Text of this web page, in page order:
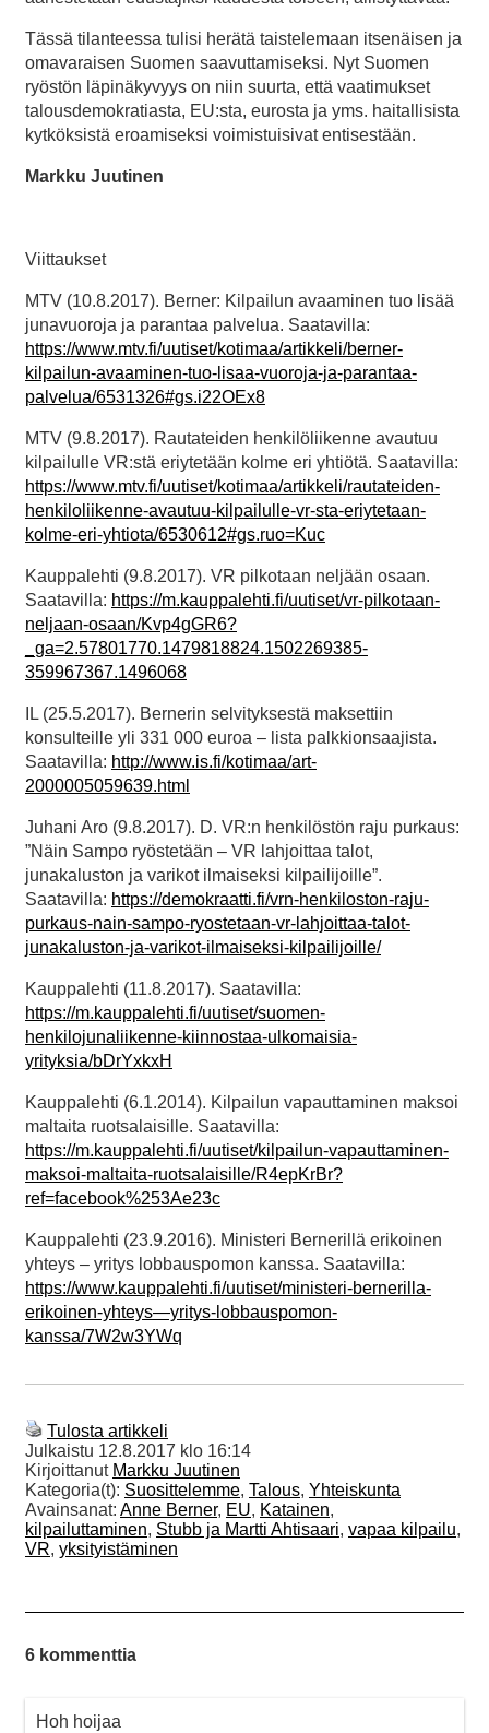
Tässä tilanteessa tulisi herätä taistelemaan itsenäisen ja
omavaraisen Suomen saavuttamiseksi. Nyt Suomen
ryöstön läpinäkyvyys on niin suurta, että vaatimukset
talousdemokratiasta, EU:sta, eurosta ja yms. haitallisista
kytköksistä eroamiseksi voimistuisivat entisestään.
Markku Juutinen
Viittaukset
MTV (10.8.2017). Berner: Kilpailun avaaminen tuo lisää
junavuoroja ja parantaa palvelua. Saatavilla:
https://www.mtv.fi/uutiset/kotimaa/artikkeli/berner-
kilpailun-avaaminen-tuo-lisaa-vuoroja-ja-parantaa-
palvelua/6531326#gs.i22OEx8
MTV (9.8.2017). Rautateiden henkilöliikenne avautuu
kilpailulle VR:stä eriytetään kolme eri yhtiötä. Saatavilla:
https://www.mtv.fi/uutiset/kotimaa/artikkeli/rautateiden-
henkiloliikenne-avautuu-kilpailulle-vr-sta-eriytetaan-
kolme-eri-yhtiota/6530612#gs.ruo=Kuc
Kauppalehti (9.8.2017). VR pilkotaan neljään osaan.
Saatavilla: https://m.kauppalehti.fi/uutiset/vr-pilkotaan-
neljaan-osaan/Kvp4gGR6?
_ga=2.57801770.1479818824.1502269385-
359967367.1496068
IL (25.5.2017). Bernerin selvityksestä maksettiin
konsulteille yli 331 000 euroa – lista palkkionsaajista.
Saatavilla: http://www.is.fi/kotimaa/art-
2000005059639.html
Juhani Aro (9.8.2017). D. VR:n henkilöstön raju purkaus:
”Näin Sampo ryöstetään – VR lahjoittaa talot,
junakaluston ja varikot ilmaiseksi kilpailijoille”.
Saatavilla: https://demokraatti.fi/vrn-henkiloston-raju-
purkaus-nain-sampo-ryostetaan-vr-lahjoittaa-talot-
junakaluston-ja-varikot-ilmaiseksi-kilpailijoille/
Kauppalehti (11.8.2017). Saatavilla:
https://m.kauppalehti.fi/uutiset/suomen-
henkilojunaliikenne-kiinnostaa-ulkomaisia-
yrityksia/bDrYxkxH
Kauppalehti (6.1.2014). Kilpailun vapauttaminen maksoi
maltaita ruotsalaisille. Saatavilla:
https://m.kauppalehti.fi/uutiset/kilpailun-vapauttaminen-
maksoi-maltaita-ruotsalaisille/R4epKrBr?
ref=facebook%253Ae23c
Kauppalehti (23.9.2016). Ministeri Bernerillä erikoinen
yhteys – yritys lobbauspomon kanssa. Saatavilla:
https://www.kauppalehti.fi/uutiset/ministeri-bernerilla-
erikoinen-yhteys—yritys-lobbauspomon-
kanssa/7W2w3YWq
Tulosta artikkeli
Julkaistu 12.8.2017 klo 16:14
Kirjoittanut Markku Juutinen
Kategoria(t): Suosittelemme, Talous, Yhteiskunta
Avainsanat: Anne Berner, EU, Katainen,
kilpailuttaminen, Stubb ja Martti Ahtisaari, vapaa kilpailu,
VR, yksityistäminen
6 kommenttia
Hoh hoijaa